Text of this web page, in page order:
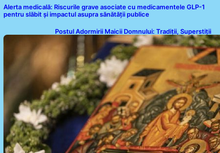
Alerta medicală: Riscurile grave asociate cu medicamentele GLP-1
pentru slăbit și impactul asupra sănătății publice
Postul Adormirii Maicii Domnului: Tradiții, Superstiții
și Implicații Spiritualitate în 2026